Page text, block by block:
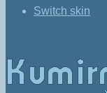
Switch skin